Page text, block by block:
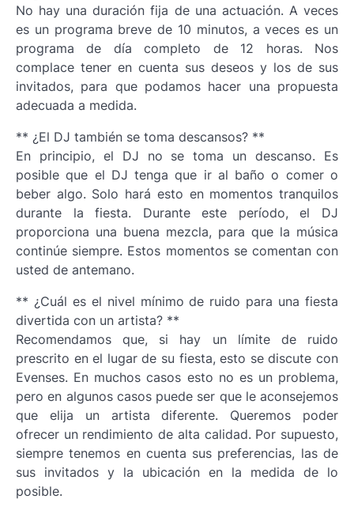
No hay una duración fija de una actuación. A veces
es un programa breve de 10 minutos, a veces es un
programa de día completo de 12 horas. Nos
complace tener en cuenta sus deseos y los de sus
invitados, para que podamos hacer una propuesta
adecuada a medida.
** ¿El DJ también se toma descansos? **
En principio, el DJ no se toma un descanso. Es
posible que el DJ tenga que ir al baño o comer o
beber algo. Solo hará esto en momentos tranquilos
durante la fiesta. Durante este período, el DJ
proporciona una buena mezcla, para que la música
continúe siempre. Estos momentos se comentan con
usted de antemano.
** ¿Cuál es el nivel mínimo de ruido para una fiesta
divertida con un artista? **
Recomendamos que, si hay un límite de ruido
prescrito en el lugar de su fiesta, esto se discute con
Evenses. En muchos casos esto no es un problema,
pero en algunos casos puede ser que le aconsejemos
que elija un artista diferente. Queremos poder
ofrecer un rendimiento de alta calidad. Por supuesto,
siempre tenemos en cuenta sus preferencias, las de
sus invitados y la ubicación en la medida de lo
posible.